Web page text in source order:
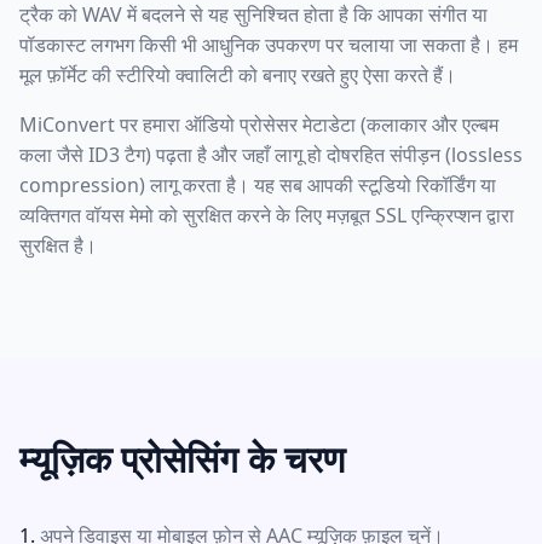
ट्रैक को WAV में बदलने से यह सुनिश्चित होता है कि आपका संगीत या
पॉडकास्ट लगभग किसी भी आधुनिक उपकरण पर चलाया जा सकता है। हम
मूल फ़ॉर्मेट की स्टीरियो क्वालिटी को बनाए रखते हुए ऐसा करते हैं।
MiConvert पर हमारा ऑडियो प्रोसेसर मेटाडेटा (कलाकार और एल्बम
कला जैसे ID3 टैग) पढ़ता है और जहाँ लागू हो दोषरहित संपीड़न (lossless
compression) लागू करता है। यह सब आपकी स्टूडियो रिकॉर्डिंग या
व्यक्तिगत वॉयस मेमो को सुरक्षित करने के लिए मज़बूत SSL एन्क्रिप्शन द्वारा
सुरक्षित है।
म्यूज़िक प्रोसेसिंग के चरण
अपने डिवाइस या मोबाइल फ़ोन से AAC म्यूज़िक फ़ाइल चुनें।